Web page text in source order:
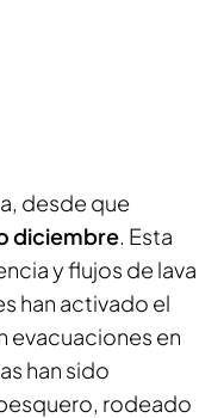
desde que
diciembre. Esta
y flujos de lava
han activado el
evacuaciones en
han sido
rodeado